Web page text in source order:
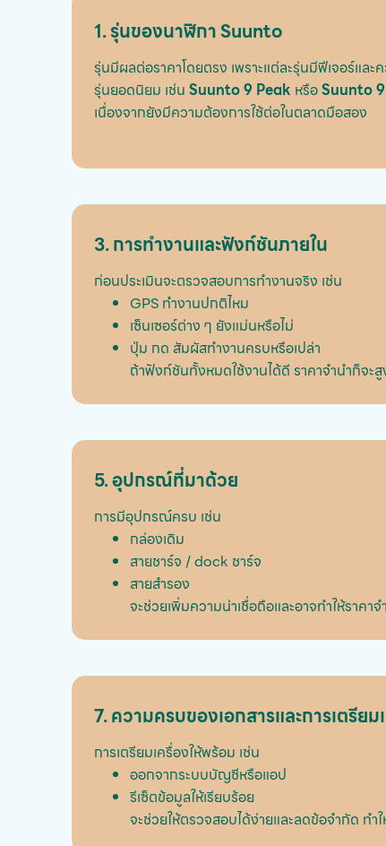
1. รุ่นของนาฬิกา Suunto
รุ่นมีผลต่อราคาโดยตรง เพราะแต่ละรุ่นมีฟีเจอร์แล
รุ่นยอดนิยม เช่น Suunto 9 Peak หรือSuunto
เนื่องจากยังมีความต้องการใช้ต่อในตลาดมือสอง
3. การทำงานและฟังก์ชันภายใน
ก่อนประเมินจะตรวจสอบการทำงานจริง เช่น
GPS ทำงานปกติไหม
เซ็นเซอร์ต่าง ๆ ยังแม่นหรือไม่
ปุ่ม กด สัมผัสทำงานครบหรือเปล่า
ถ้าฟังก์ชันทั้งหมดใช้งานได้ดี ราคาจำนำก็จะ
5. อุปกรณ์ที่มาด้วย
การมีอุปกรณ์ครบ เช่น
กล่องเดิม
สายชาร์จ / dock ชาร์จ
สายสำรอง
จะช่วยเพิ่มความน่าเชื่อถือและอาจทำให้ราคา
7. ความครบของเอกสารและการเตรียม
การเตรียมเครื่องให้พร้อม เช่น
ออกจากระบบบัญชีหรือแอป
รีเซ็ตข้อมูลให้เรียบร้อย
จะช่วยให้ตรวจสอบได้ง่ายและลดข้อจำกัด ทำใ